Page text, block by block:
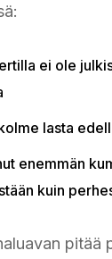
ei ole
lasta
enemmän
kuin
pitää